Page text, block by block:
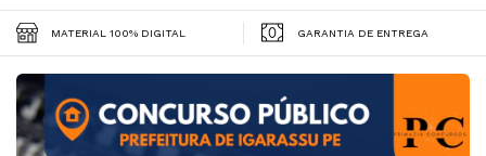
MATERIAL 100% DIGITAL GARANTIA DE ENTREGA